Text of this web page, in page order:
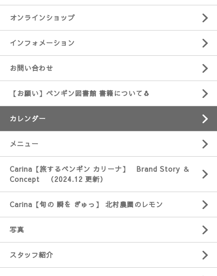
オンラインショップ
インフォメーション
お問い合わせ
【お願い】ペンギン図書館 書籍について🐧
カレンダー
メニュー
Carina【旅するペンギン カリーナ】 Brand Story ＆
Concept （2024.12 更新）
Carina【旬の 瞬を ぎゅっ】 北村農園のレモン
写真
スタッフ紹介